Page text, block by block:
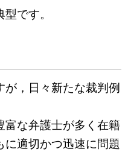
です。
，日々新たな裁判例
富な弁護士が多く在籍
に適切かつ迅速に問題